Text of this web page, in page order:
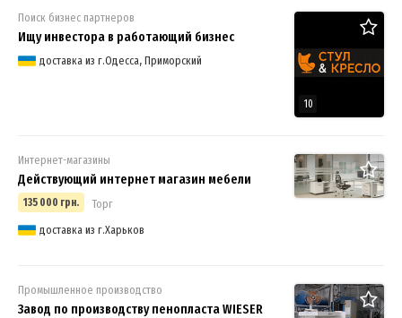
10
Поиск бизнес партнеров
Ищу инвестора в работающий бизнес
доставка из г.Одесса, Приморский
Интернет-магазины
Действующий интернет магазин мебели
135 000 грн.
Торг
доставка из г.Харьков
Промышленное производство
Завод по производству пенопласта WIESER